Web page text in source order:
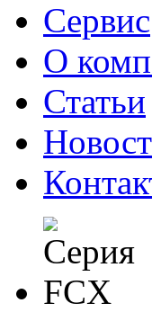
Сервис
О
Статьи